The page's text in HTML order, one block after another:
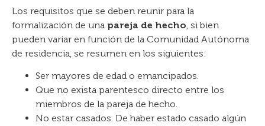
Los requisitos que se deben reunir para la
formalización de una pareja de hecho, si bien
pueden variar en función de la Comunidad Autónoma
de residencia, se resumen en los siguientes:
Ser mayores de edad o emancipados.
Que no exista parentesco directo entre los
miembros de la pareja de hecho.
No estar casados. De haber estado casado algún